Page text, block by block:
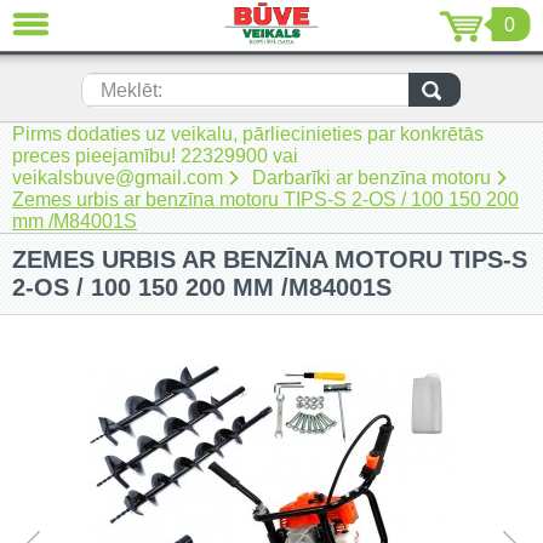
0
Meklēt:
Pirms dodaties uz veikalu, pārliecinieties par konkrētās
preces pieejamību! 22329900 vai
veikalsbuve@gmail.com
Darbarīki ar benzīna motoru
Zemes urbis ar benzīna motoru TIPS-S 2-OS / 100 150 200
mm /M84001S
ZEMES URBIS AR BENZĪNA MOTORU TIPS-S
2-OS / 100 150 200 MM /M84001S
AIZVĒRT
Jaunumi (230)
Akumulatora instrumenti (205)
Akumulatoru lādētāji un piederumi
(116)
Auto ķīmija un piederumi kopšanai
(22)
Celtniecības tehnika (51)
Elektroinstrumenti (69)
Rokas elektroinstrumenti (2)